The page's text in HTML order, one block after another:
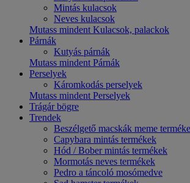
Mintás kulacsok
Neves kulacsok
Mutass mindent Kulacsok, palackok
Párnák
Kutyás párnák
Mutass mindent Párnák
Perselyek
Káromkodás perselyek
Mutass mindent Perselyek
Trágár bögre
Trendek
Beszélgető macskák meme
Capybara mintás termékek
Hód / Bober mintás termékek
Mormotás neves termékek
Pedro a táncoló mosómedve